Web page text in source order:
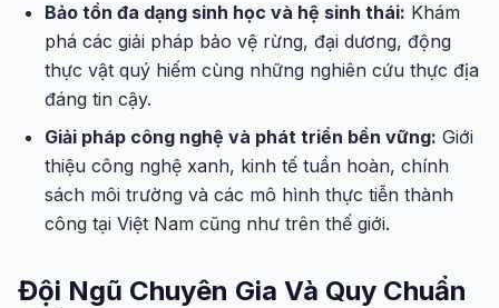
Bảo tồn đa dạng sinh học và hệ sinh thái: Khám
phá các giải pháp bảo vệ rừng, đại dương, động
thực vật quý hiếm cùng những nghiên cứu thực địa
đáng tin cậy.
Giải pháp công nghệ và phát triển bền vững: Giới
thiệu công nghệ xanh, kinh tế tuần hoàn, chính
sách môi trường và các mô hình thực tiễn thành
công tại Việt Nam cũng như trên thế giới.
Đội Ngũ Chuyên Gia Và Quy Chuẩn